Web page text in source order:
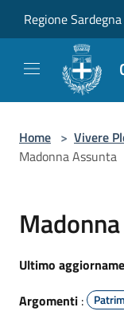
Regione Sardegna
Home > Vivere
Madonna Assunta
Ultimo
Argomenti :